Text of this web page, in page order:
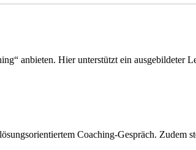
anbieten. Hier unterstützt ein ausgebildeter
Coaching-Gespräch. Zudem